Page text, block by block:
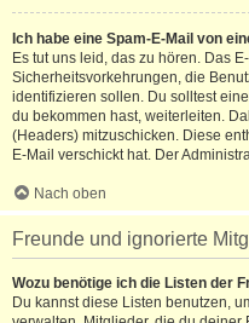
Ich habe eine Spam-E-Mail von
Es tut uns leid, das zu hören. Das
Sicherheitsvorkehrungen, die
identifizieren sollen. Du solltest
du bekommen hast, weiterleiten.
(Headers) mitzuschicken. Diese
E-Mail verschickt hat. Der
Nach oben
Freunde und ignorierte
Wozu benötige ich die Listen der
Du kannst diese Listen benutzen,